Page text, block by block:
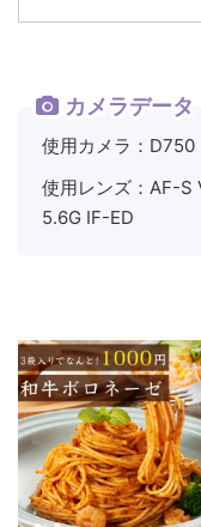
カメラデータ
使用カメラ：D750
使用レンズ：AF-
5.6G IF-ED